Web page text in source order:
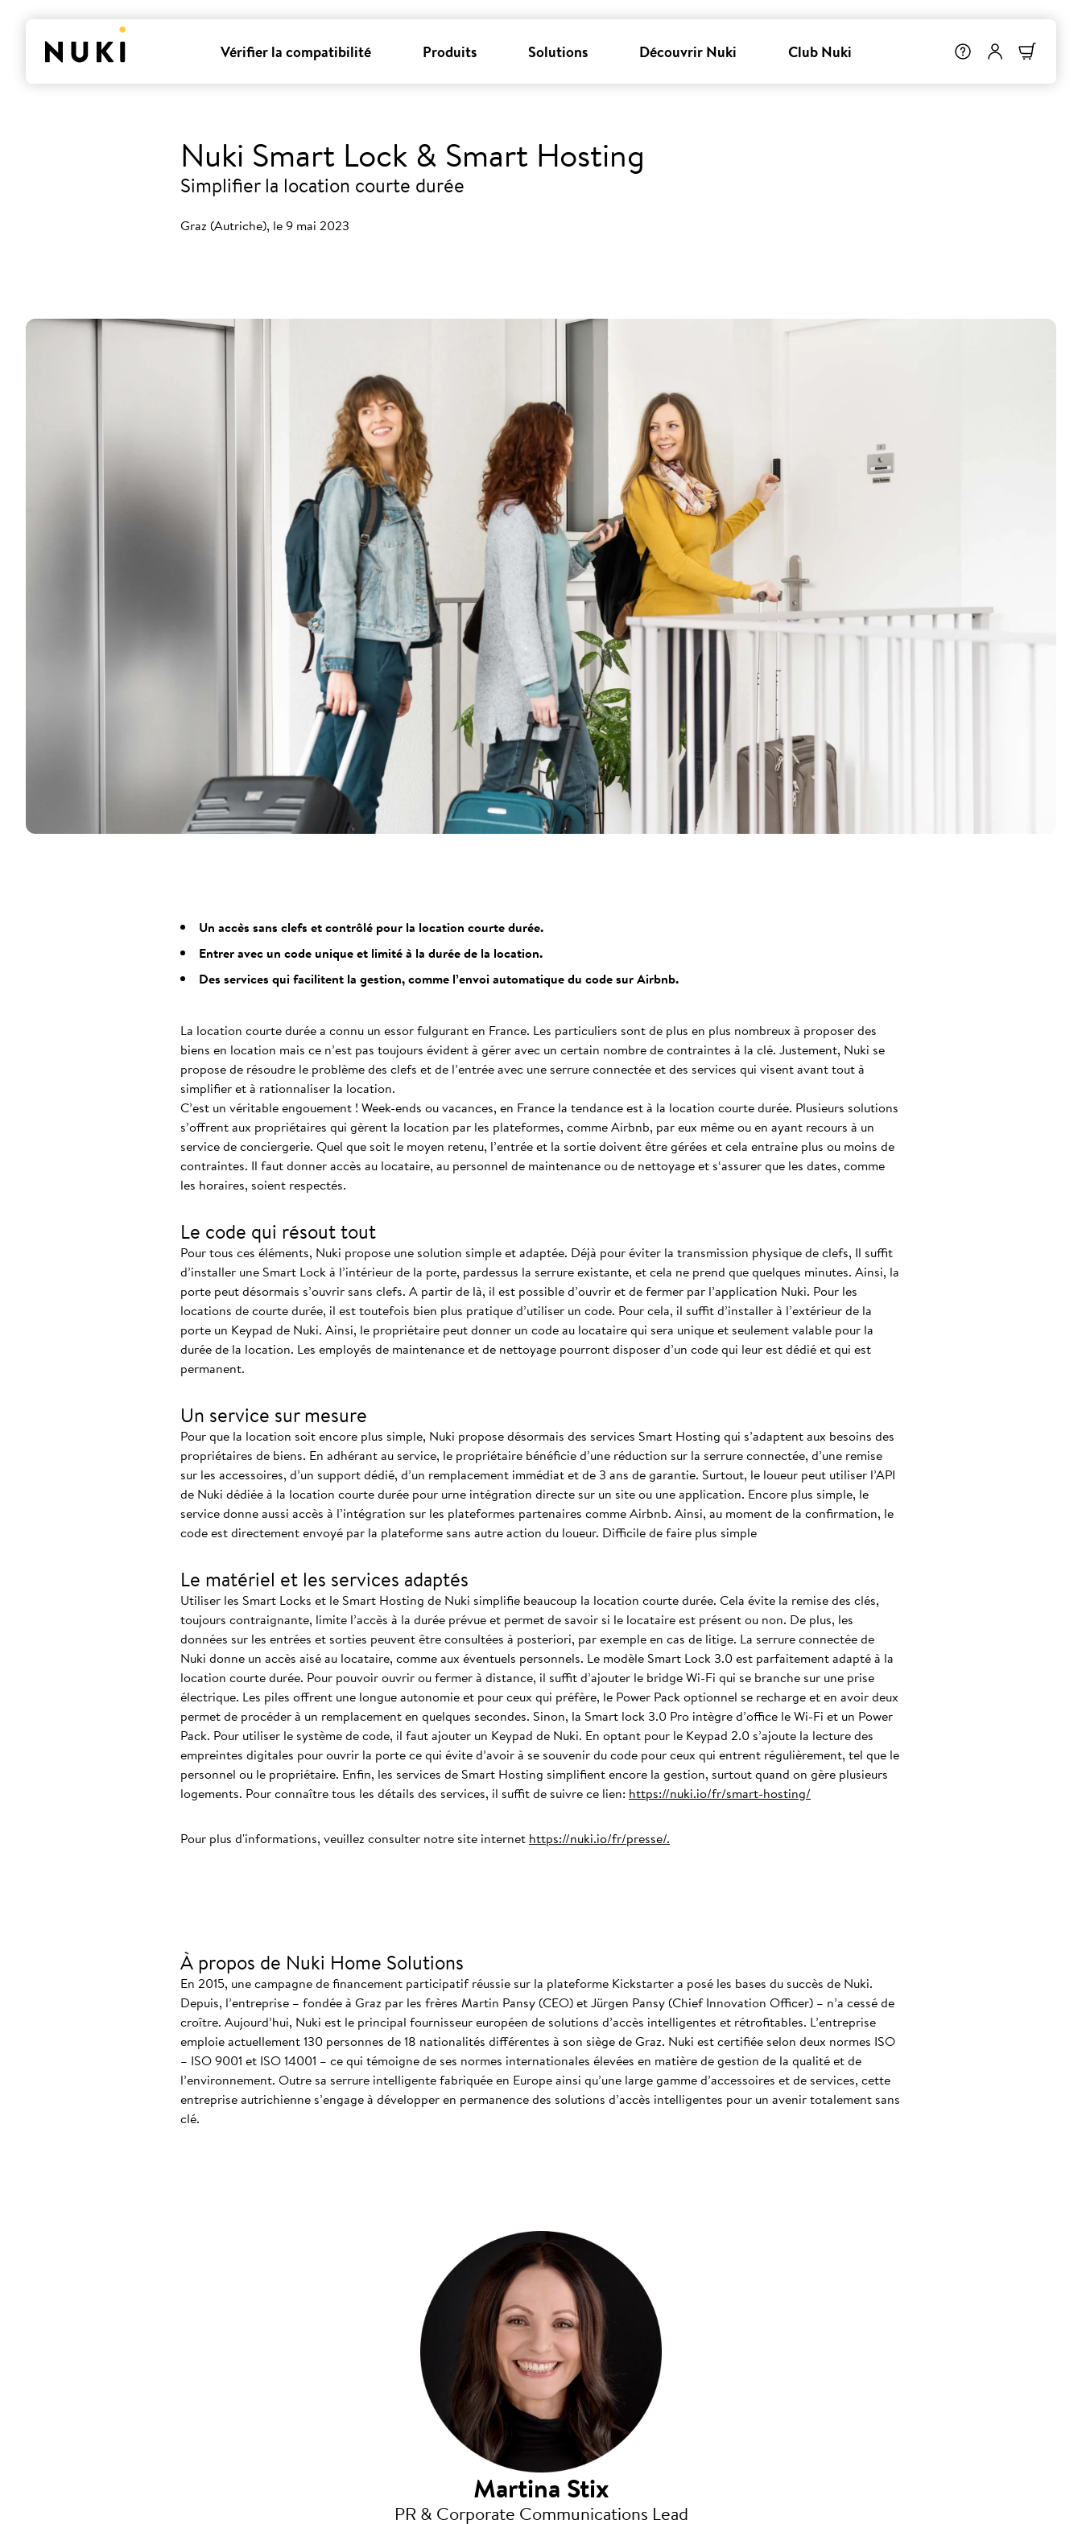
Vérifier la compatibilité Produits Solutions Découvrir Nuki Club Nuki
Nuki Smart Lock & Smart Hosting
Simplifier la location courte durée
Graz (Autriche), le 9 mai 2023
Un accès sans clefs et contrôlé pour la location courte durée.
Entrer avec un code unique et limité à la durée de la location.
Des services qui facilitent la gestion, comme l’envoi automatique du code sur Airbnb.
La location courte durée a connu un essor fulgurant en France. Les particuliers sont de plus en plus nombreux à proposer des
biens en location mais ce n’est pas toujours évident à gérer avec un certain nombre de contraintes à la clé. Justement, Nuki se
propose de résoudre le problème des clefs et de l’entrée avec une serrure connectée et des services qui visent avant tout à
simplifier et à rationnaliser la location.
C’est un véritable engouement ! Week-ends ou vacances, en France la tendance est à la location courte durée. Plusieurs solutions
s’offrent aux propriétaires qui gèrent la location par les plateformes, comme Airbnb, par eux même ou en ayant recours à un
service de conciergerie. Quel que soit le moyen retenu, l’entrée et la sortie doivent être gérées et cela entraine plus ou moins de
contraintes. Il faut donner accès au locataire, au personnel de maintenance ou de nettoyage et s‘assurer que les dates, comme
les horaires, soient respectés.
Le code qui résout tout
Pour tous ces éléments, Nuki propose une solution simple et adaptée. Déjà pour éviter la transmission physique de clefs, Il suffit
d’installer une Smart Lock à l’intérieur de la porte, pardessus la serrure existante, et cela ne prend que quelques minutes. Ainsi, la
porte peut désormais s’ouvrir sans clefs. A partir de là, il est possible d’ouvrir et de fermer par l’application Nuki. Pour les
locations de courte durée, il est toutefois bien plus pratique d’utiliser un code. Pour cela, il suffit d’installer à l’extérieur de la
porte un Keypad de Nuki. Ainsi, le propriétaire peut donner un code au locataire qui sera unique et seulement valable pour la
durée de la location. Les employés de maintenance et de nettoyage pourront disposer d’un code qui leur est dédié et qui est
permanent.
Un service sur mesure
Pour que la location soit encore plus simple, Nuki propose désormais des services Smart Hosting qui s’adaptent aux besoins des
propriétaires de biens. En adhérant au service, le propriétaire bénéficie d’une réduction sur la serrure connectée, d’une remise
sur les accessoires, d’un support dédié, d’un remplacement immédiat et de 3 ans de garantie. Surtout, le loueur peut utiliser l’API
de Nuki dédiée à la location courte durée pour urne intégration directe sur un site ou une application. Encore plus simple, le
service donne aussi accès à l’intégration sur les plateformes partenaires comme Airbnb. Ainsi, au moment de la confirmation, le
code est directement envoyé par la plateforme sans autre action du loueur. Difficile de faire plus simple
Le matériel et les services adaptés
Utiliser les Smart Locks et le Smart Hosting de Nuki simplifie beaucoup la location courte durée. Cela évite la remise des clés,
toujours contraignante, limite l’accès à la durée prévue et permet de savoir si le locataire est présent ou non. De plus, les
données sur les entrées et sorties peuvent être consultées à posteriori, par exemple en cas de litige. La serrure connectée de
Nuki donne un accès aisé au locataire, comme aux éventuels personnels. Le modèle Smart Lock 3.0 est parfaitement adapté à la
location courte durée. Pour pouvoir ouvrir ou fermer à distance, il suffit d’ajouter le bridge Wi-Fi qui se branche sur une prise
électrique. Les piles offrent une longue autonomie et pour ceux qui préfère, le Power Pack optionnel se recharge et en avoir deux
permet de procéder à un remplacement en quelques secondes. Sinon, la Smart lock 3.0 Pro intègre d’office le Wi-Fi et un Power
Pack. Pour utiliser le système de code, il faut ajouter un Keypad de Nuki. En optant pour le Keypad 2.0 s’ajoute la lecture des
empreintes digitales pour ouvrir la porte ce qui évite d’avoir à se souvenir du code pour ceux qui entrent régulièrement, tel que le
personnel ou le propriétaire. Enfin, les services de Smart Hosting simplifient encore la gestion, surtout quand on gère plusieurs
logements. Pour connaître tous les détails des services, il suffit de suivre ce lien: https://nuki.io/fr/smart-hosting/
Pour plus d'informations, veuillez consulter notre site internet https://nuki.io/fr/presse/.
À propos de Nuki Home Solutions
En 2015, une campagne de financement participatif réussie sur la plateforme Kickstarter a posé les bases du succès de Nuki.
Depuis, l’entreprise – fondée à Graz par les frères Martin Pansy (CEO) et Jürgen Pansy (Chief Innovation Officer) – n’a cessé de
croître. Aujourd’hui, Nuki est le principal fournisseur européen de solutions d’accès intelligentes et rétrofitables. L’entreprise
emploie actuellement 130 personnes de 18 nationalités différentes à son siège de Graz. Nuki est certifiée selon deux normes ISO
– ISO 9001 et ISO 14001 – ce qui témoigne de ses normes internationales élevées en matière de gestion de la qualité et de
l’environnement. Outre sa serrure intelligente fabriquée en Europe ainsi qu’une large gamme d’accessoires et de services, cette
entreprise autrichienne s’engage à développer en permanence des solutions d’accès intelligentes pour un avenir totalement sans
clé.
Martina Stix
PR & Corporate Communications Lead